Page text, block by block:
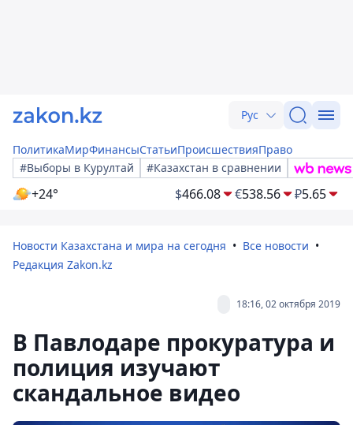
Рус
ПолитикаМирФинансыСтатьиПроисшествияПраво
#Выборы в Курултай
#Казахстан в сравнении
+24° $466.08 €538.56 ₽5.65
Новости Казахстана и мира на сегодня
Все новости
Редакция Zakon.kz
18:16, 02 октября 2019
В Павлодаре прокуратура и
полиция изучают
скандальное видео